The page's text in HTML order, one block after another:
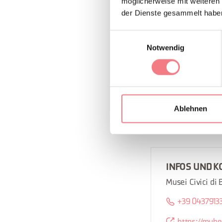
der Dienste gesammelt
Notwendig
Ablehnen
obligatorisch.
Für Informationen
INFOS UND
Musei Civici di
+39